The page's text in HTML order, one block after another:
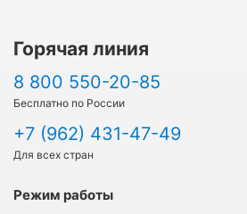
Горячая линия
8 800 550-20-85
Бесплатно по России
+7 (962) 431-47-49
Для всех стран
Режим работы